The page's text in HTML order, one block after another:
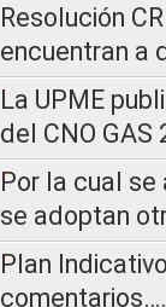
Resolución
encuentran a
La UPME
del CNO
Por la cual
se adoptan
Plan